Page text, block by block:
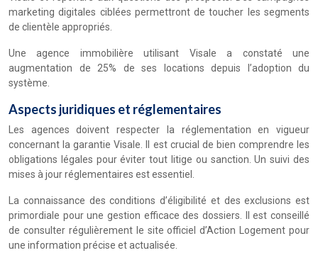
marketing digitales ciblées permettront de toucher les segments
de clientèle appropriés.
Une agence immobilière utilisant Visale a constaté une
augmentation de 25% de ses locations depuis l’adoption du
système.
Aspects juridiques et réglementaires
Les agences doivent respecter la réglementation en vigueur
concernant la garantie Visale. Il est crucial de bien comprendre les
obligations légales pour éviter tout litige ou sanction. Un suivi des
mises à jour réglementaires est essentiel.
La connaissance des conditions d’éligibilité et des exclusions est
primordiale pour une gestion efficace des dossiers. Il est conseillé
de consulter régulièrement le site officiel d’Action Logement pour
une information précise et actualisée.